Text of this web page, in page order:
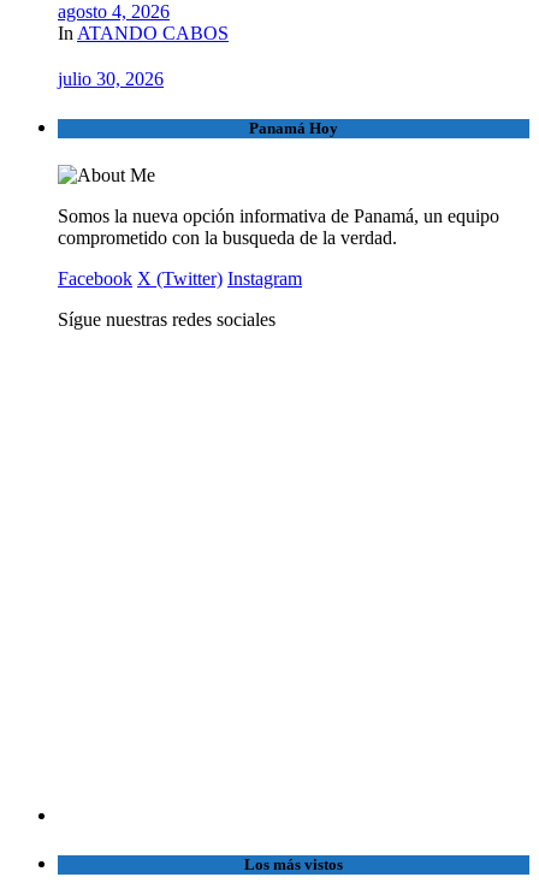
agosto 4, 2026
In ATANDO CABOS
julio 30, 2026
Panamá Hoy
Somos la nueva opción informativa de Panamá, un equipo
comprometido con la busqueda de la verdad.
Facebook X (Twitter) Instagram
Sígue nuestras redes sociales
Los más vistos